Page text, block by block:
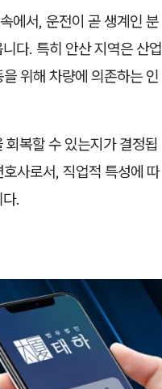
에서, 운전이 곧 생계인 분
다. 특히 안산 지역은 산업
위해 차량에 의존하는 인
복할 수 있는지가 결정됩
사로서, 직업적 특성에 따
.